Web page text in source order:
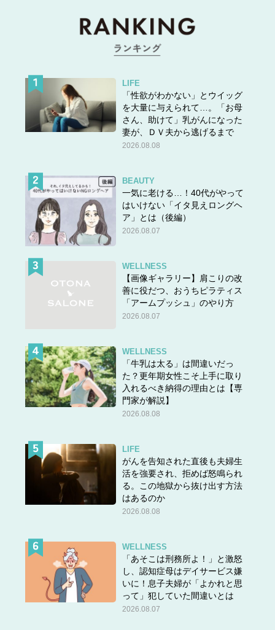
LIFE
「性欲がわかない」とウイッグ
を大量に与えられて…。「お母
さん、助けて」乳がんになった
妻が、ＤＶ夫から逃げるまで
2026.08.08
BEAUTY
一気に老ける…！40代がやって
はいけない「イタ見えロングヘ
ア」とは（後編）
2026.08.07
WELLNESS
【画像ギャラリー】肩こりの改
善に役だつ、おうちピラティス
「アームプッシュ」のやり方
2026.08.07
WELLNESS
「牛乳は太る」は間違いだっ
た？更年期女性こそ上手に取り
入れるべき納得の理由とは【専
門家が解説】
2026.08.08
LIFE
がんを告知された直後も夫婦生
活を強要され、拒めば怒鳴られ
る。この地獄から抜け出す方法
はあるのか
2026.08.08
WELLNESS
「あそこは刑務所よ！」と激怒
し、認知症母はデイサービス嫌
いに！息子夫婦が「よかれと思
って」犯していた間違いとは
2026.08.07